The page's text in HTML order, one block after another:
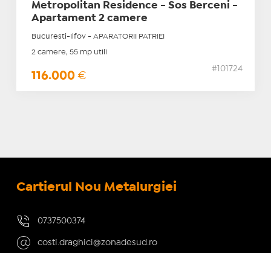
Metropolitan Residence - Sos Berceni -
Apartament 2 camere
Bucuresti-Ilfov - APARATORII PATRIEI
2 camere, 55 mp utili
116.000 €
#101724
Cartierul Nou Metalurgiei
0737500374
costi.draghici@zonadesud.ro